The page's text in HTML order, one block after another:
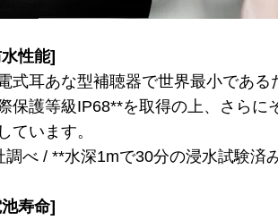
性能]
式耳あな型補聴器で世界最小であ
保護等級IP68**を取得の上、さらに
ています。
べ / **水深1mで30分の浸水試験済み
寿命]